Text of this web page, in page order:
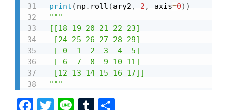
print (np . roll (ary2 , 2 , axis=0) )
"""
[[18 19 20 21 22 23]
[24 25 26 27 28 29]
[ 0  1  2  3  4  5]
[ 6  7  8  9 10 11]
[12 13 14 15 16 17]]
"""
F
T
Li
T